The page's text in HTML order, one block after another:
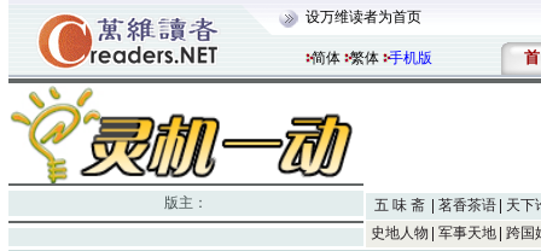
设万维读者为首页
简体 繁体 手机版 首
版主： 五 味 斋 茗香茶语
天下
史地人物
军事天地 跨国